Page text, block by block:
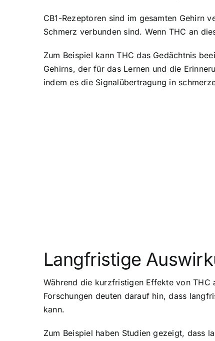
CB1-Rezeptoren sind im gesamten Gehirn
Schmerz verbunden sind. Wenn THC an
Zum Beispiel kann THC das Gedächtnis
Gehirns, der für das Lernen und die
indem es die Signalübertragung in
Langfristige
Während die kurzfristigen Effekte von
Forschungen deuten darauf hin, dass
kann.
Zum Beispiel haben Studien gezeigt, dass